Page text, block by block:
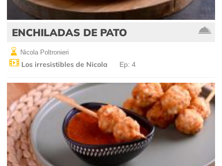
ENCHILADAS DE PATO
Nicola Poltronieri
Los irresistibles de Nicola Ep: 4